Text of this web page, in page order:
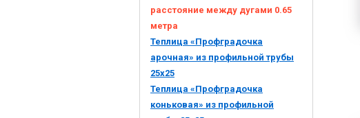
расстояние между дугами 0.65
метра
Теплица «Профградочка
арочная» из профильной трубы
25х25
Теплица «Профградочка
коньковая» из профильной